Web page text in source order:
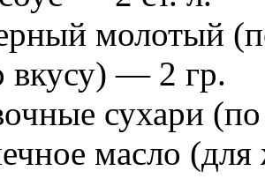
молотый
вкусу) — 2 гр.
сухари
масло